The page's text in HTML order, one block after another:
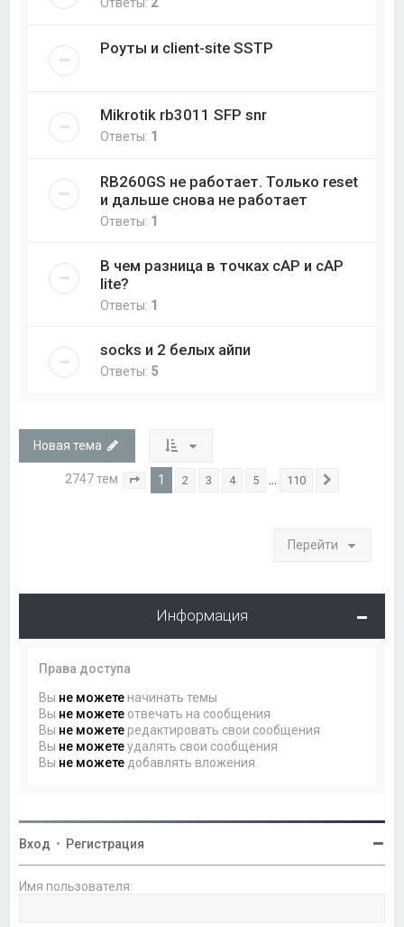
Роуты и client-site SSTP
Mikrotik rb3011 SFP snr
Ответы: 1
RB260GS не работает. Только reset
и дальше снова не работает
Ответы: 1
В чем разница в точках cAP и cAP
lite?
Ответы: 1
socks и 2 белых айпи
Ответы: 5
Новая тема
2747 тем Страница из 110
1 2 3 4 5 110
Перейти
Информация
Права доступа
Вы не можете начинать темы
Вы не можете отвечать на сообщения
Вы не можете редактировать свои сообщения
Вы не можетеудалять свои сообщения
Вы не можете добавлять вложения
Вход • Регистрация
Имя пользователя: